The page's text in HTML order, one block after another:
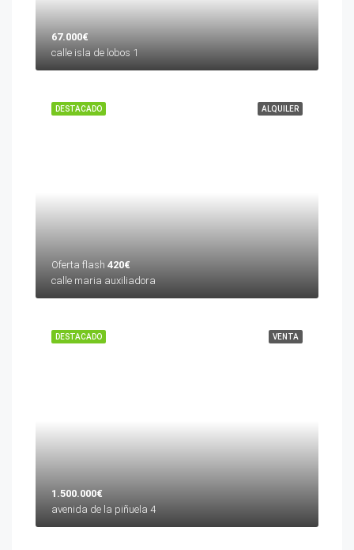
67.000€
calle isla de lobos 1
ALQUILER
DESTACADO
Oferta flash 420€
calle maria auxiliadora
VENTA
DESTACADO
1.500.000€
avenida de la piñuela 4